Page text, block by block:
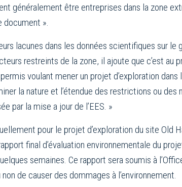
généralement être entreprises dans la zone
document ».
lacunes dans les données scientifiques sur
restreints de la zone, il ajoute que c’est
voulant mener un projet d’exploration
la nature et l’étendue des restrictions ou
par la mise a jour de l’EES. »
pour le projet d’exploration du site Old
final d’évaluation environnementale du
semaines. Ce rapport sera soumis à
de causer des dommages à l’environnement.